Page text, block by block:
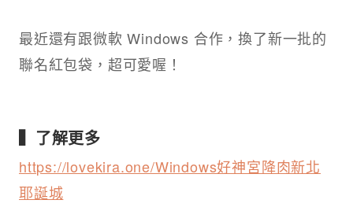
最近還有跟微軟 Windows 合作，換了新一批的
聯名紅包袋，超可愛喔！
▍了解更多
https://lovekira.one/Windows好神宮降肉新北
耶誕城